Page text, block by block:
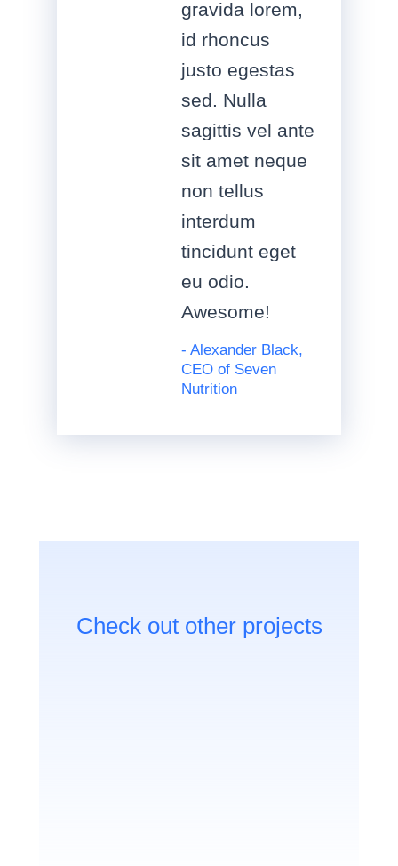
gravida lorem,
id rhoncus
justo egestas
sed. Nulla
sagittis vel ante
sit amet neque
non tellus
interdum
tincidunt eget
eu odio.
Awesome!
- Alexander Black,
CEO of Seven
Nutrition
Check out other projects